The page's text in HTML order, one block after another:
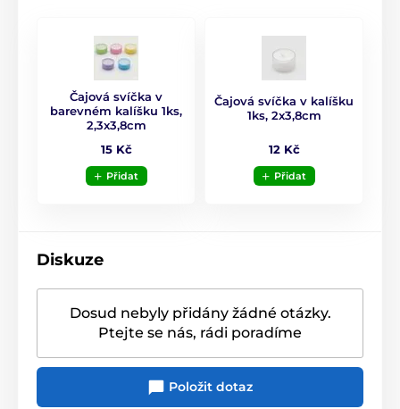
Čiré sklo s plastickým dekorem „bublin“
Efektní rozptyl světla – atmosféra klidu a pohody
Vhodný na běžné i LED čajové svíčky
Elegantní doplňek na stůl, poličku, sváteční
výzdobu i koupelnu
Čajová svíčka v
barevném kalíšku 1ks,
2,3x3,8cm
15 Kč
Přidat
Čajová svíčka v kalíšku
1ks, 2x3,8cm
12 Kč
Přidat
Diskuze
Dosud nebyly přidány žádné otázky.
Ptejte se nás, rádi poradíme
Položit dotaz